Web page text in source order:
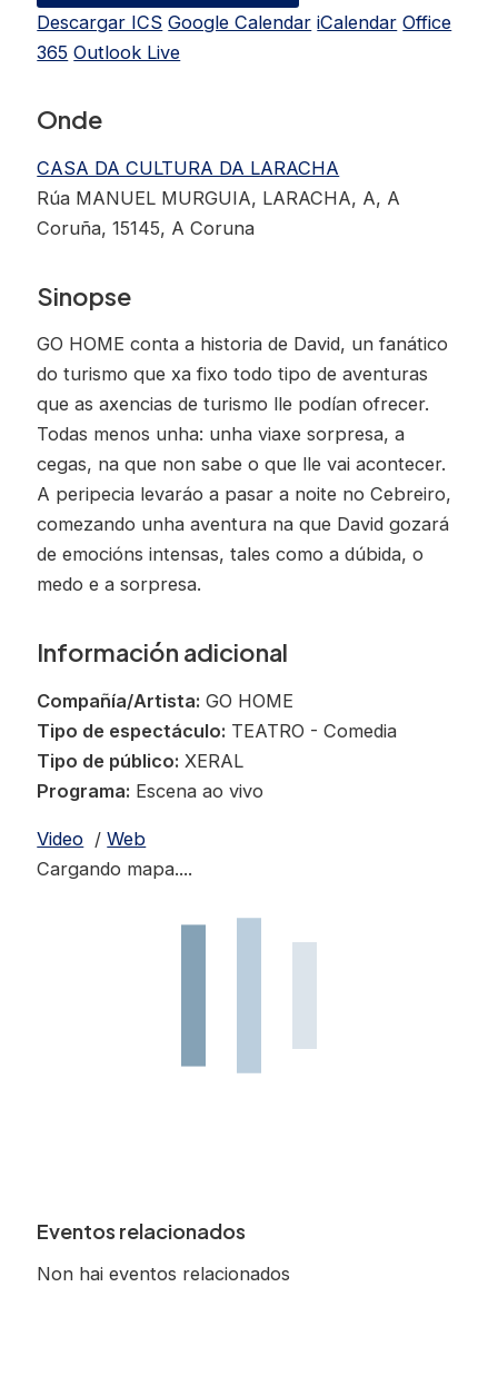
Descargar ICS Google Calendar iCalendar Office
365 Outlook Live
Onde
CASA DA CULTURA DA LARACHA
Rúa MANUEL MURGUIA, LARACHA, A, A
Coruña, 15145, A Coruna
Sinopse
GO HOME conta a historia de David, un fanático
do turismo que xa fixo todo tipo de aventuras
que as axencias de turismo lle podían ofrecer.
Todas menos unha: unha viaxe sorpresa, a
cegas, na que non sabe o que lle vai acontecer.
A peripecia levaráo a pasar a noite no Cebreiro,
comezando unha aventura na que David gozará
de emocións intensas, tales como a dúbida, o
medo e a sorpresa.
Información adicional
Compañía/Artista: GO HOME
Tipo de espectáculo: TEATRO - Comedia
Tipo de público: XERAL
Programa: Escena ao vivo
Video /Web
Cargando mapa....
Eventos relacionados
Non hai eventos relacionados